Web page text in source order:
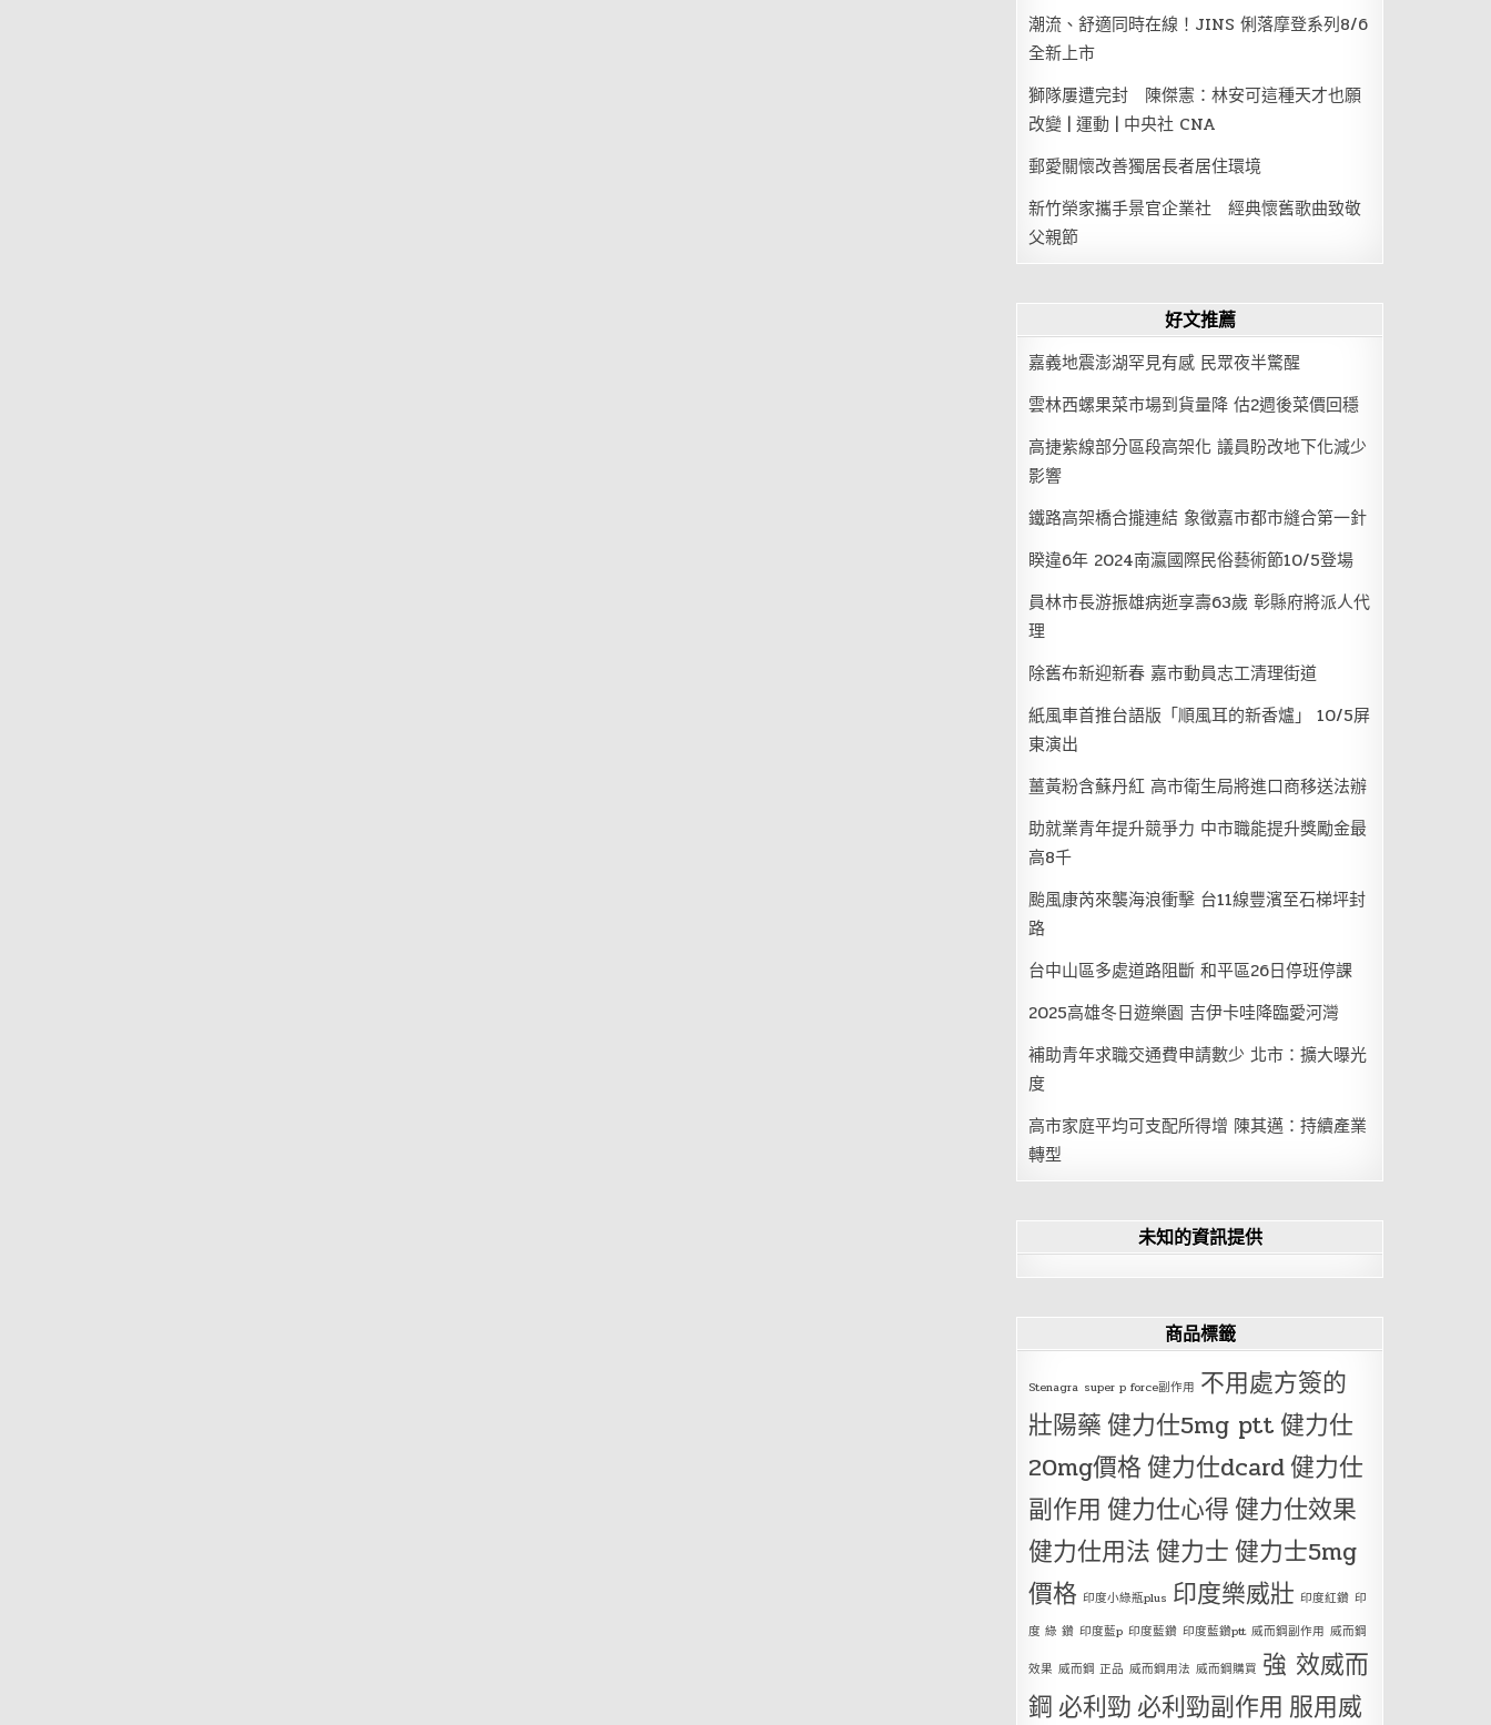
潮流、舒適同時在線！JINS 俐落摩登系列8/6
全新上市
獅隊屢遭完封 陳傑憲：林安可這種天才也願
改變 | 運動 | 中央社 CNA
郵愛關懷改善獨居長者居住環境
新竹榮家攜手景官企業社 經典懷舊歌曲致敬
父親節
好文推薦
嘉義地震澎湖罕見有感 民眾夜半驚醒
雲林西螺果菜市場到貨量降 估2週後菜價回穩
高捷紫線部分區段高架化 議員盼改地下化減少
影響
鐵路高架橋合攏連結 象徵嘉市都市縫合第一針
睽違6年 2024南瀛國際民俗藝術節10/5登場
員林市長游振雄病逝享壽63歲 彰縣府將派人代
理
除舊布新迎新春 嘉市動員志工清理街道
紙風車首推台語版「順風耳的新香爐」 10/5屏
東演出
薑黃粉含蘇丹紅 高市衛生局將進口商移送法辦
助就業青年提升競爭力 中市職能提升獎勵金最
高8千
颱風康芮來襲海浪衝擊 台11線豐濱至石梯坪封
路
台中山區多處道路阻斷 和平區26日停班停課
2025高雄冬日遊樂園 吉伊卡哇降臨愛河灣
補助青年求職交通費申請數少 北市：擴大曝光
度
高市家庭平均可支配所得增 陳其邁：持續產業
轉型
未知的資訊提供
商品標籤
Stenagra super p force副作用 不用處方簽的
壯陽藥健力仕5mg ptt健力仕
20mg價格健力仕dcard健力仕
副作用 健力仕心得健力仕效果
健力仕用法健力士健力士5mg
價格 印度小綠瓶plus 印度樂威壯 印度紅鑽 印
度 綠 鑽 印度藍p 印度藍鑽 印度藍鑽ptt 威而鋼副作用 威而鋼
效果 威而鋼 正品 威而鋼用法 威而鋼購買 強 效威而
鋼 必利勁 必利勁副作用 服用威